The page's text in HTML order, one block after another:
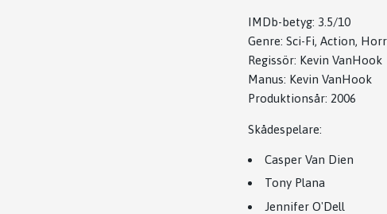
IMDb-betyg: 3.5/10
Genre: Sci-Fi, Action,
Regissör: Kevin VanHook
Manus: Kevin VanHook
Produktionsår: 2006
Skådespelare:
Casper Van Dien
Tony Plana
Jennifer O'Dell